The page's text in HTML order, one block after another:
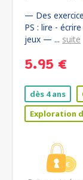
— Des
PS : lire -
jeux — ... suite
5.95 €
dès 4 ans
Exploration